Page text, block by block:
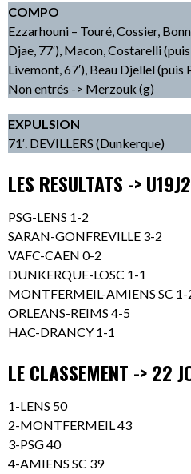
COMPO
Ezzarhouni – Touré, Cossier,
Djae, 77′), Macon, Costarelli
Livemont, 67′), Beau Djellel (puis
Non entrés -> Merzouk (g)
EXPULSION
71′. DEVILLERS (Dunkerque)
LES RESULTATS ->
PSG-LENS 1-2
SARAN-GONFREVILLE 3-2
VAFC-CAEN 0-2
DUNKERQUE-LOSC 1-1
MONTFERMEIL-AMIENS SC 1-
ORLEANS-REIMS 4-5
HAC-DRANCY 1-1
LE CLASSEMENT -> 22
1-LENS 50
2-MONTFERMEIL 43
3-PSG 40
4-AMIENS SC 39